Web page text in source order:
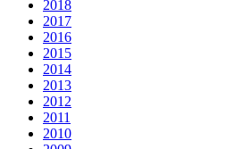
2018
2017
2016
2015
2014
2013
2012
2011
2010